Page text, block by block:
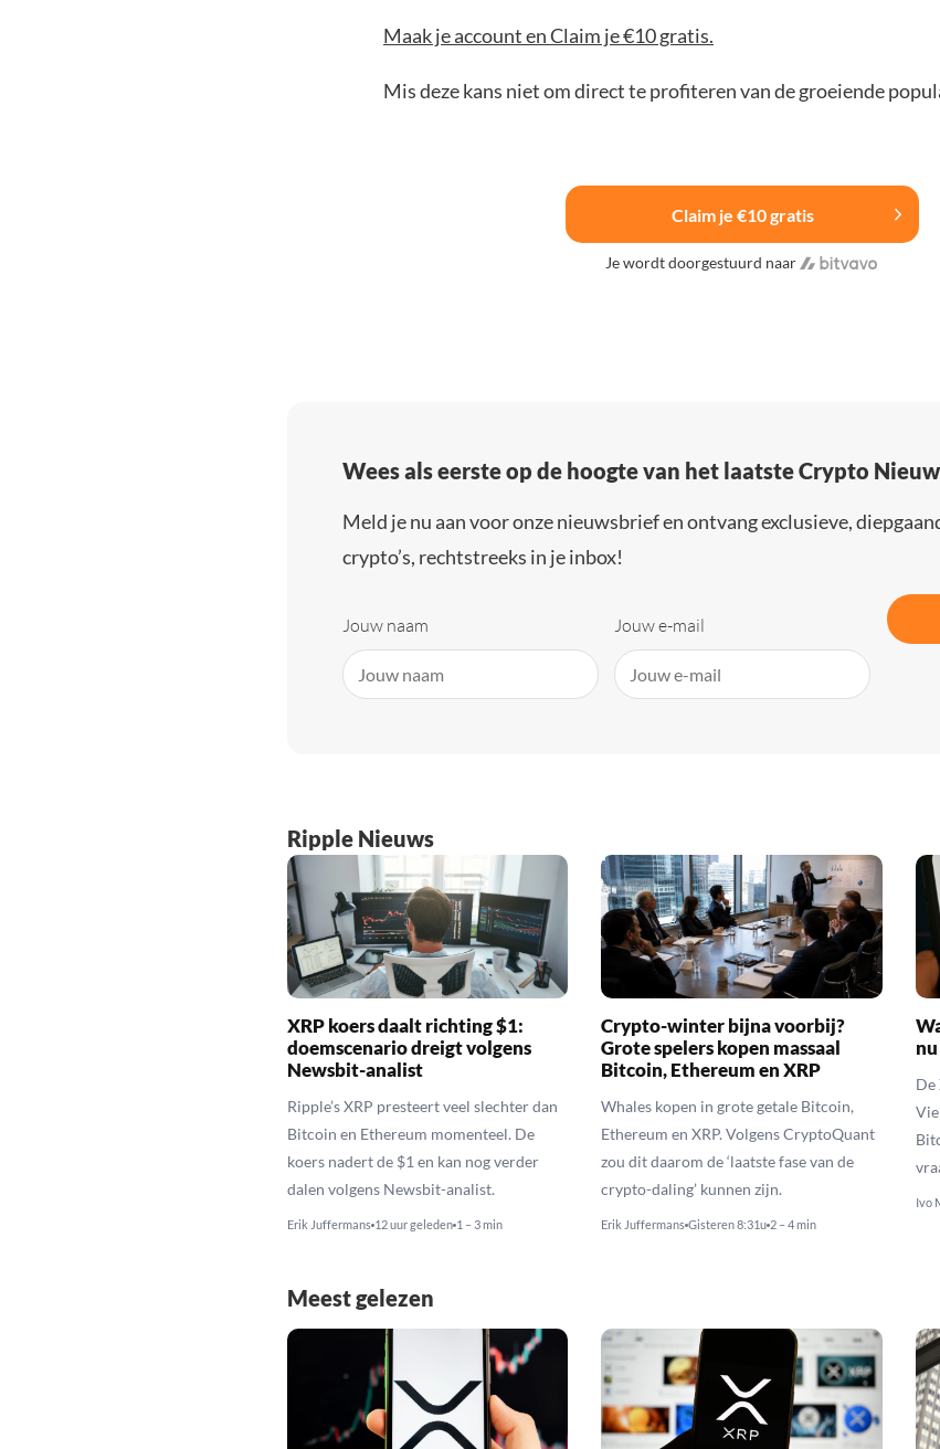
Maak je account en Claim je €10 gratis.
Mis deze kans niet om direct te profiteren van de groeiende
Claim je €10 gratis
Je wordt doorgestuurd naar
Wees als eerste op de hoogte van het laatste Crypto
Meld je nu aan voor onze nieuwsbrief en ontvang exclusieve,
crypto’s, rechtstreeks in je inbox!
Jouw naam Jouw e-mail
Ripple Nieuws
XRP koers daalt richting $1:
doemscenario dreigt volgens
Newsbit-analist
Ripple’s XRP presteert veel slechter dan
Bitcoin en Ethereum momenteel. De
koers nadert de $1 en kan nog verder
dalen volgens Newsbit-analist.
Erik Juffermans 12 uur geleden 1 – 3 min
Crypto-winter bijna voorbij?
Grote spelers kopen massaal
Bitcoin, Ethereum en XRP
Whales kopen in grote getale Bitcoin,
Ethereum en XRP. Volgens CryptoQuant
zou dit daarom de ‘laatste fase van de
crypto-daling’ kunnen zijn.
Erik Juffermans Gisteren 8:31u 2 – 4 min
De
Ivo
Meest gelezen